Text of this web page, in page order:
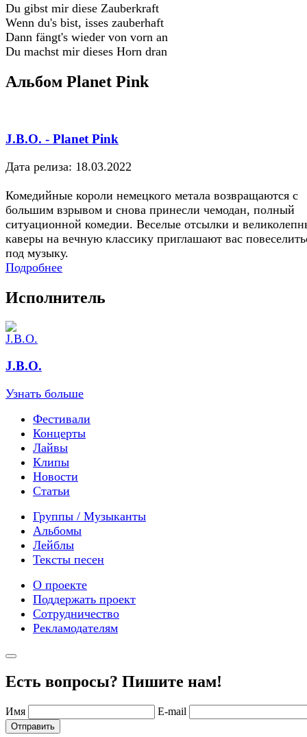
Du gibst mir diese Zauberkraft
Wenn du's bist, isses zauberhaft
Dann fängt's wieder von vorn an
Du machst mir dieses Horn dran
Альбом Planet Pink
J.B.O. - Planet Pink
Дата релиза: 18.03.2022
Комедийные короли немецкого метала возвращаются с
большим взрывом и снова принесли чемодан, полный
ситуационной комедии. Веселые отсылки и
каверы на вечную классику приглашают вас
под музыку.
Подробнее
Исполнитель
J.B.O.
Узнать больше
Фестивали
Концерты
Лайвы
Клипы
Новости
Статьи
Группы / Музыканты
Альбомы
Лейблы
Тексты песен
О проекте
Поддержать проект
Сотрудничество
Рекламодателям
Есть вопросы? Пишите нам!
Имя E-mail